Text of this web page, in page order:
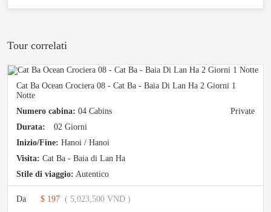
Tour correlati
Cat Ba Ocean Crociera 08 - Cat Ba - Baia Di Lan Ha 2 Giorni 1
Notte
Numero cabina: 04 Cabins
Private
Durata:
02 Giorni
Inizio/Fine: Hanoi / Hanoi
Visita: Cat Ba - Baia di Lan Ha
Stile di viaggio: Autentico
Da $ 197 ( 5,023,500 VND )